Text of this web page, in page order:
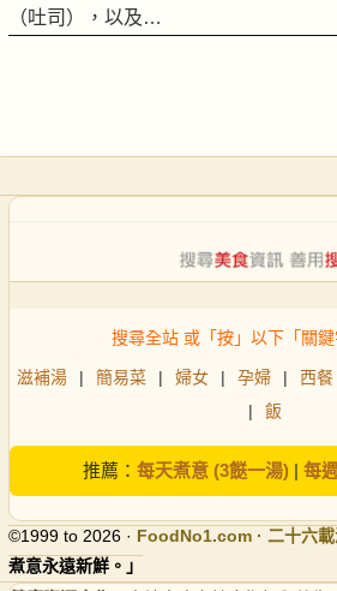
（吐司），以及…
搜尋全站 或「按」以下「關
滋補湯 | 簡易菜 | 婦女 | 孕婦 | 西餐
|
飯
推薦： 每天煮意 (3餸一湯)| 每
©1999 to 2026 · FoodNo1.com · 二十六
煮意永遠新鮮。」